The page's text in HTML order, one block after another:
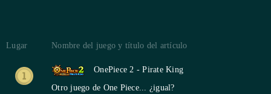
Lugar Nombre del juego y título del artículo
OnePiece 2 - Pirate King
Otro juego de One Piece... ¿igual?